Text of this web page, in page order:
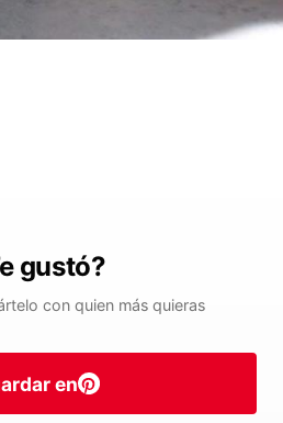
gustó?
con quien más quieras
en